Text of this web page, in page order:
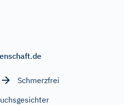
Schmerzfrei